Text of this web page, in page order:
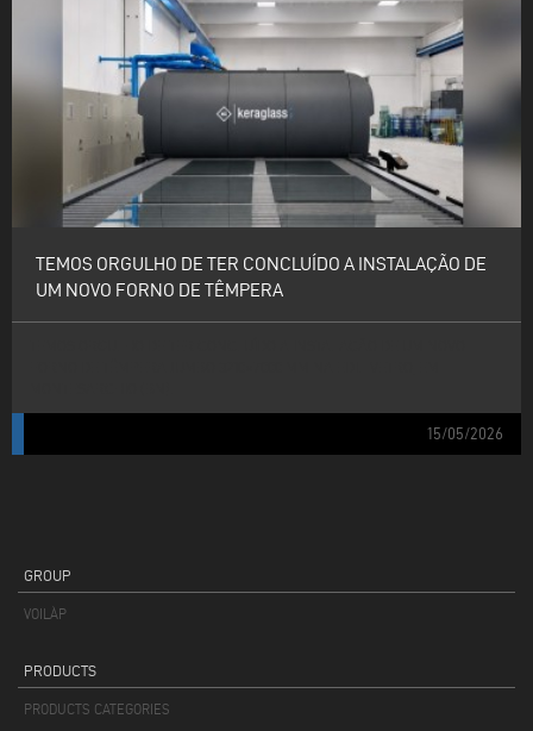
TEMOS ORGULHO DE TER CONCLUÍDO A INSTALAÇÃO DE
UM NOVO FORNO DE TÊMPERA
15/05/2026
GROUP
VOILÀP
PRODUCTS
PRODUCTS CATEGORIES